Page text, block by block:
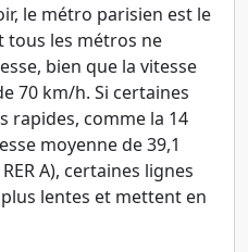
le métro parisien est le
tous les métros ne
bien que la vitesse
70 km/h. Si certaines
rapides, comme la 14
moyenne de 39,1
A), certaines lignes
lentes et mettent en